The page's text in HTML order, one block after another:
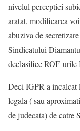
nivelul perceptiei
aratat, modificarea
abuziva de
Sindicatului
declasifice ROF-urile
Deci IGPR a incalcat
legala ( sau
de judecata) de catre